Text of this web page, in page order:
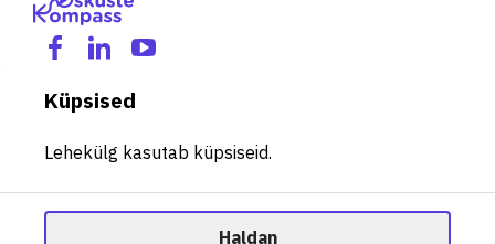
Küpsised
Lehekülg kasutab küpsiseid.
Haldan